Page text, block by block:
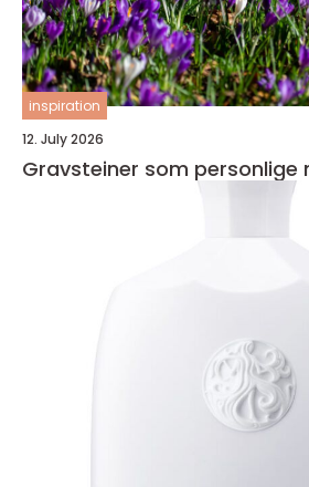
inspiration
12. July 2026
Gravsteiner som personlige